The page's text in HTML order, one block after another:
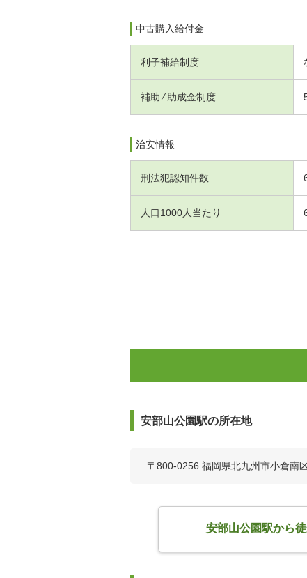
中古購入給付金
利子補給制度
補助 ⁄ 助成金制度
治安情報
刑法犯認知件数
人口1000人当たり
安部山公園駅の所在地
〒800-0256 福岡県北九州市小倉南
安部山公園駅から